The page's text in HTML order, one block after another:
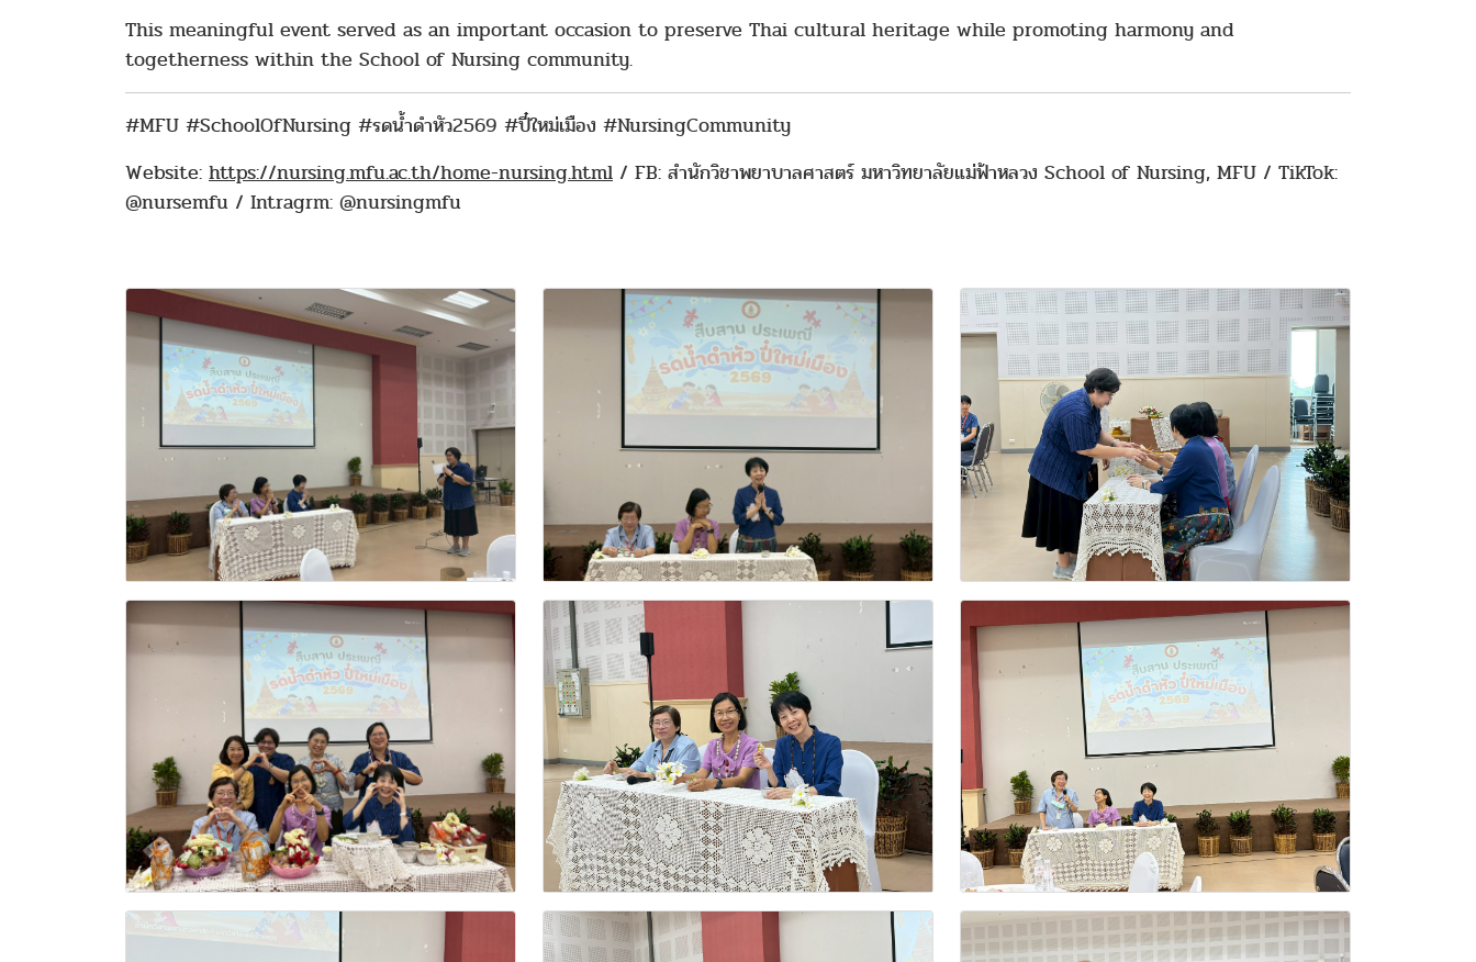
This meaningful event served as an important occasion to preserve Thai cultural heritage while promoting harmony and
togetherness within the School of Nursing community.
#MFU #SchoolOfNursing #รดน้ำดำหัว2569 #ปี๋ใหม่เมือง #NursingCommunity
Website: https://nursing.mfu.ac.th/home-nursing.html / FB: สำนักวิชาพยาบาลศาสตร์ มหาวิทยาลัยแม่ฟ้าหลวง School of Nursing, MFU / TikTok:
@nursemfu / Intragrm: @nursingmfu